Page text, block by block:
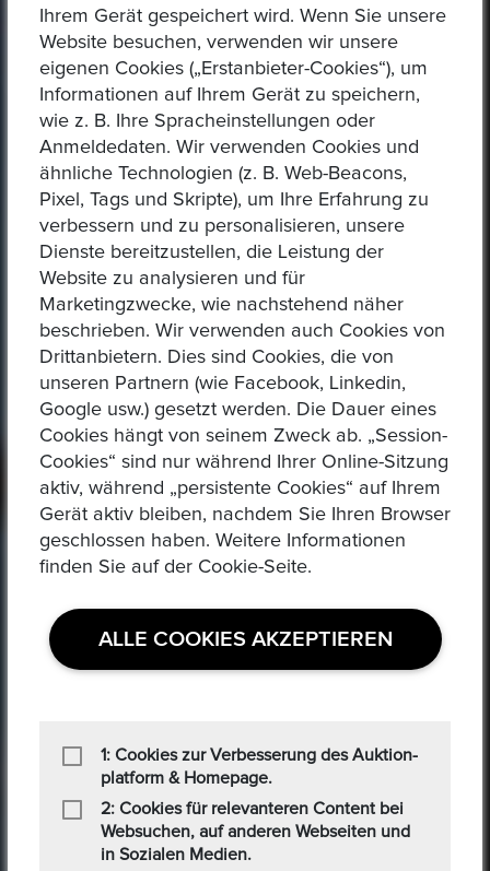
Epoxa!
Epoxa bietet einen Umtauschservice von DM zu EUR an.
Mit diesem Service können Personen, die sich weit entfernt
von den regionalen Standorten der Bundesbank befinden,
ihre DM-Währung in Euro von bequem Zuhause
mit der Benutzer Münzen, Medaillen, Edelmetalle und
andere Sammlerstücke auf einer E-Auction-Plattform in den
Formaten Jetzt kaufen / Angebot / Gebot kaufen und
MEHR ERFAHREN
Ihrem Gerät gespeichert wird. Wenn Sie unsere
Website besuchen, verwenden wir unsere
eigenen Cookies („Erstanbieter-Cookies“), um
Informationen auf Ihrem Gerät zu speichern,
wie z. B. Ihre Spracheinstellungen oder
Anmeldedaten. Wir verwenden Cookies und
ähnliche Technologien (z. B. Web-Beacons,
Pixel, Tags und Skripte), um Ihre Erfahrung zu
verbessern und zu personalisieren, unsere
Dienste bereitzustellen, die Leistung der
Website zu analysieren und für
Marketingzwecke, wie nachstehend näher
beschrieben. Wir verwenden auch Cookies von
Drittanbietern. Dies sind Cookies, die von
unseren Partnern (wie Facebook, Linkedin,
Google usw.) gesetzt werden. Die Dauer eines
Cookies hängt von seinem Zweck ab. „Session-
Cookies“ sind nur während Ihrer Online-Sitzung
aktiv, während „persistente Cookies“ auf Ihrem
Gerät aktiv bleiben, nachdem Sie Ihren Browser
geschlossen haben. Weitere Informationen
finden Sie auf der Cookie-Seite.
ALLE COOKIES AKZEPTIEREN
1: Cookies zur Verbesserung des Auktion-
platform & Homepage.
2: Cookies für relevanteren Content bei
Websuchen, auf anderen Webseiten und
in Sozialen Medien.